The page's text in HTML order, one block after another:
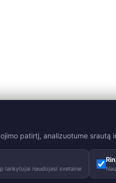
patirtį, analizuotume
lankytojai naudojasi svetaine